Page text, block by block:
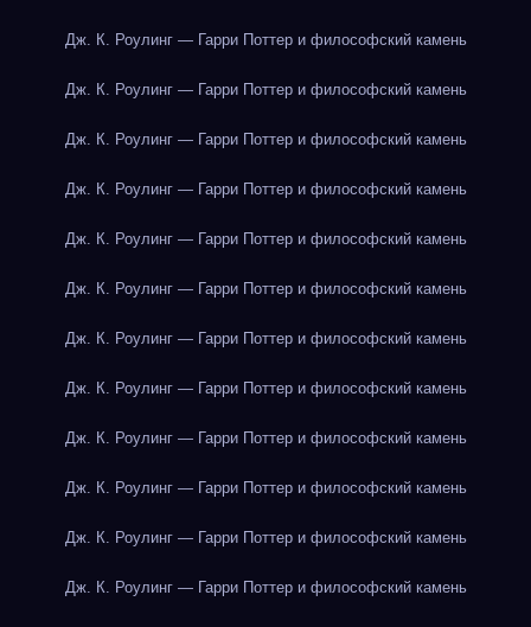
Дж. К. Роулинг — Гарри Поттер и философский камень
Дж. К. Роулинг — Гарри Поттер и философский камень
Дж. К. Роулинг — Гарри Поттер и философский камень
Дж. К. Роулинг — Гарри Поттер и философский камень
Дж. К. Роулинг — Гарри Поттер и философский камень
Дж. К. Роулинг — Гарри Поттер и философский камень
Дж. К. Роулинг — Гарри Поттер и философский камень
Дж. К. Роулинг — Гарри Поттер и философский камень
Дж. К. Роулинг — Гарри Поттер и философский камень
Дж. К. Роулинг — Гарри Поттер и философский камень
Дж. К. Роулинг — Гарри Поттер и философский камень
Дж. К. Роулинг — Гарри Поттер и философский камень